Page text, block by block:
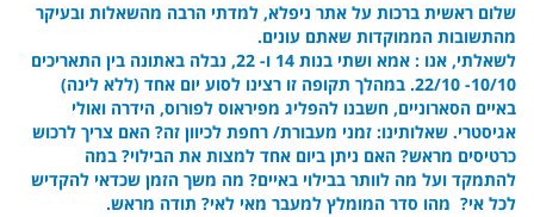
שלום ראשית ברכות על אתר ניפלא, למדתי הרבה מהשאלות ובעיקר
מהתשובות הממוקדות שאתם עונים.
לשאלתי, אנו : אמא ושתי בנות 14 ו- 22, נבלה באתונה בין התאריכים
10/10- 22/10. במהלך תקופה זו רצינו לסוע יום אחד (ללא לינה)
באיים הסארוניים, חשבנו להפליג מפיראוס לפורוס, הידרה ואולי
אגיסטרי. שאלותינו: זמני מעבורת/ רחפת לכיוון זה? האם צריך לרכוש
כרטיסים מראש? האם ניתן ביום אחד למצות את הבילוי? במה
להתמקד ועל מה לוותר בבילוי באיים? מה משך הזמן שכדאי להקדיש
לכל אי? מהו סדר המומלץ למעבר מאי לאי? תודה מראש.